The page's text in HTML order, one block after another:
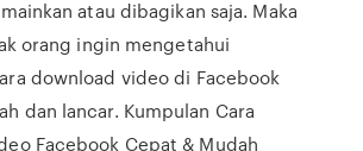
atau dibagikan saja. Maka
orang ingin mengetahui
download video di Facebook
dan lancar. Kumpulan Cara
Facebook Cepat & Mudah